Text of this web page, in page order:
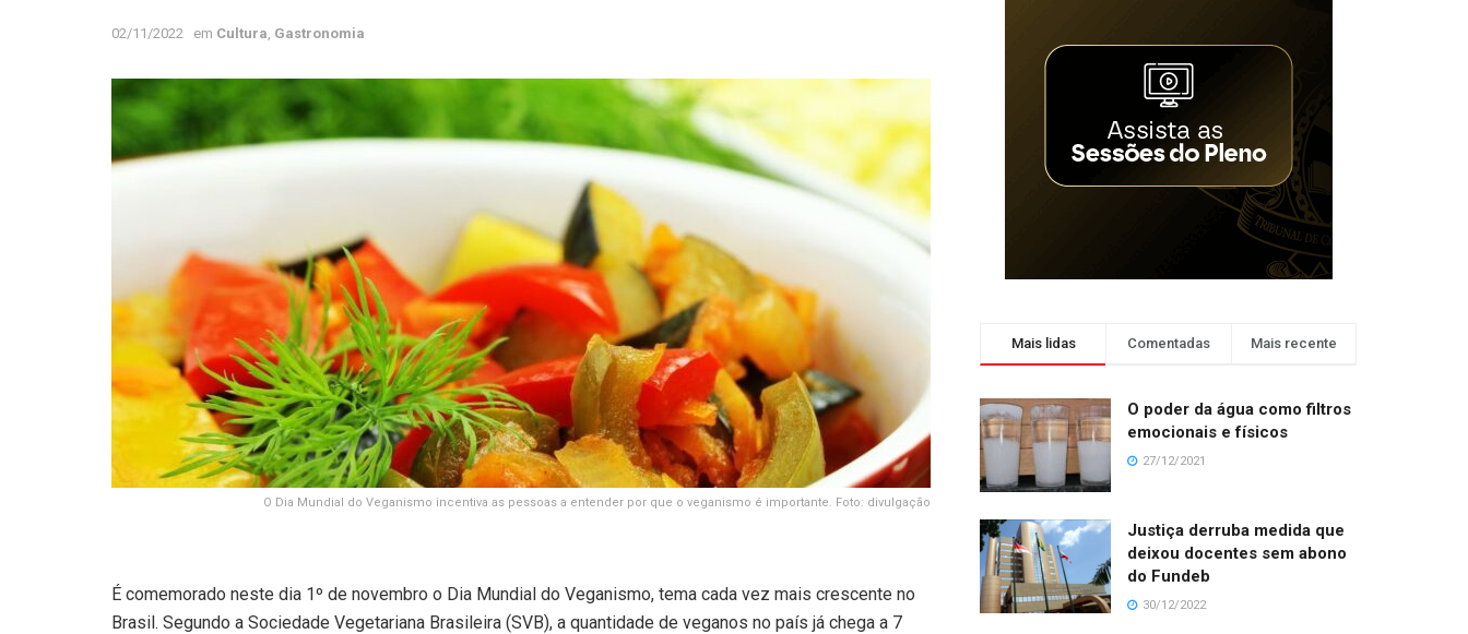
02/11/2022 em Cultura Gastronomia
O Dia Mundial do Veganismo incentiva as pessoas a entender por que o veganismo é importante. Foto: divulgação
É comemorado neste dia 1º de novembro o Dia Mundial do Veganismo, tema cada vez mais crescente no
Brasil. Segundo a Sociedade Vegetariana Brasileira (SVB), a quantidade de veganos no país já chega a 7
Mais lidas Comentadas Mais recente
O poder da água como filtros
emocionais e físicos
27/12/2021
Justiça derruba medida que
deixou docentes sem abono
do Fundeb
30/12/2022